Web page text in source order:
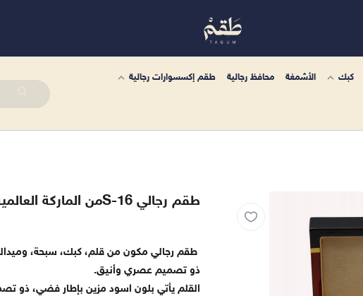
كبك الأشمغة محافظ رجالية طقم إكسسوارات رجالية
طقم رجالي S-16من الماركة العالمية الفاخرة
طقم رجالي مكون من قلم، كبك، سبحة،
ذو تصميم عصري وأنيق.
القلم يأتي بلون اسود مزين بإطار فضي، ذو